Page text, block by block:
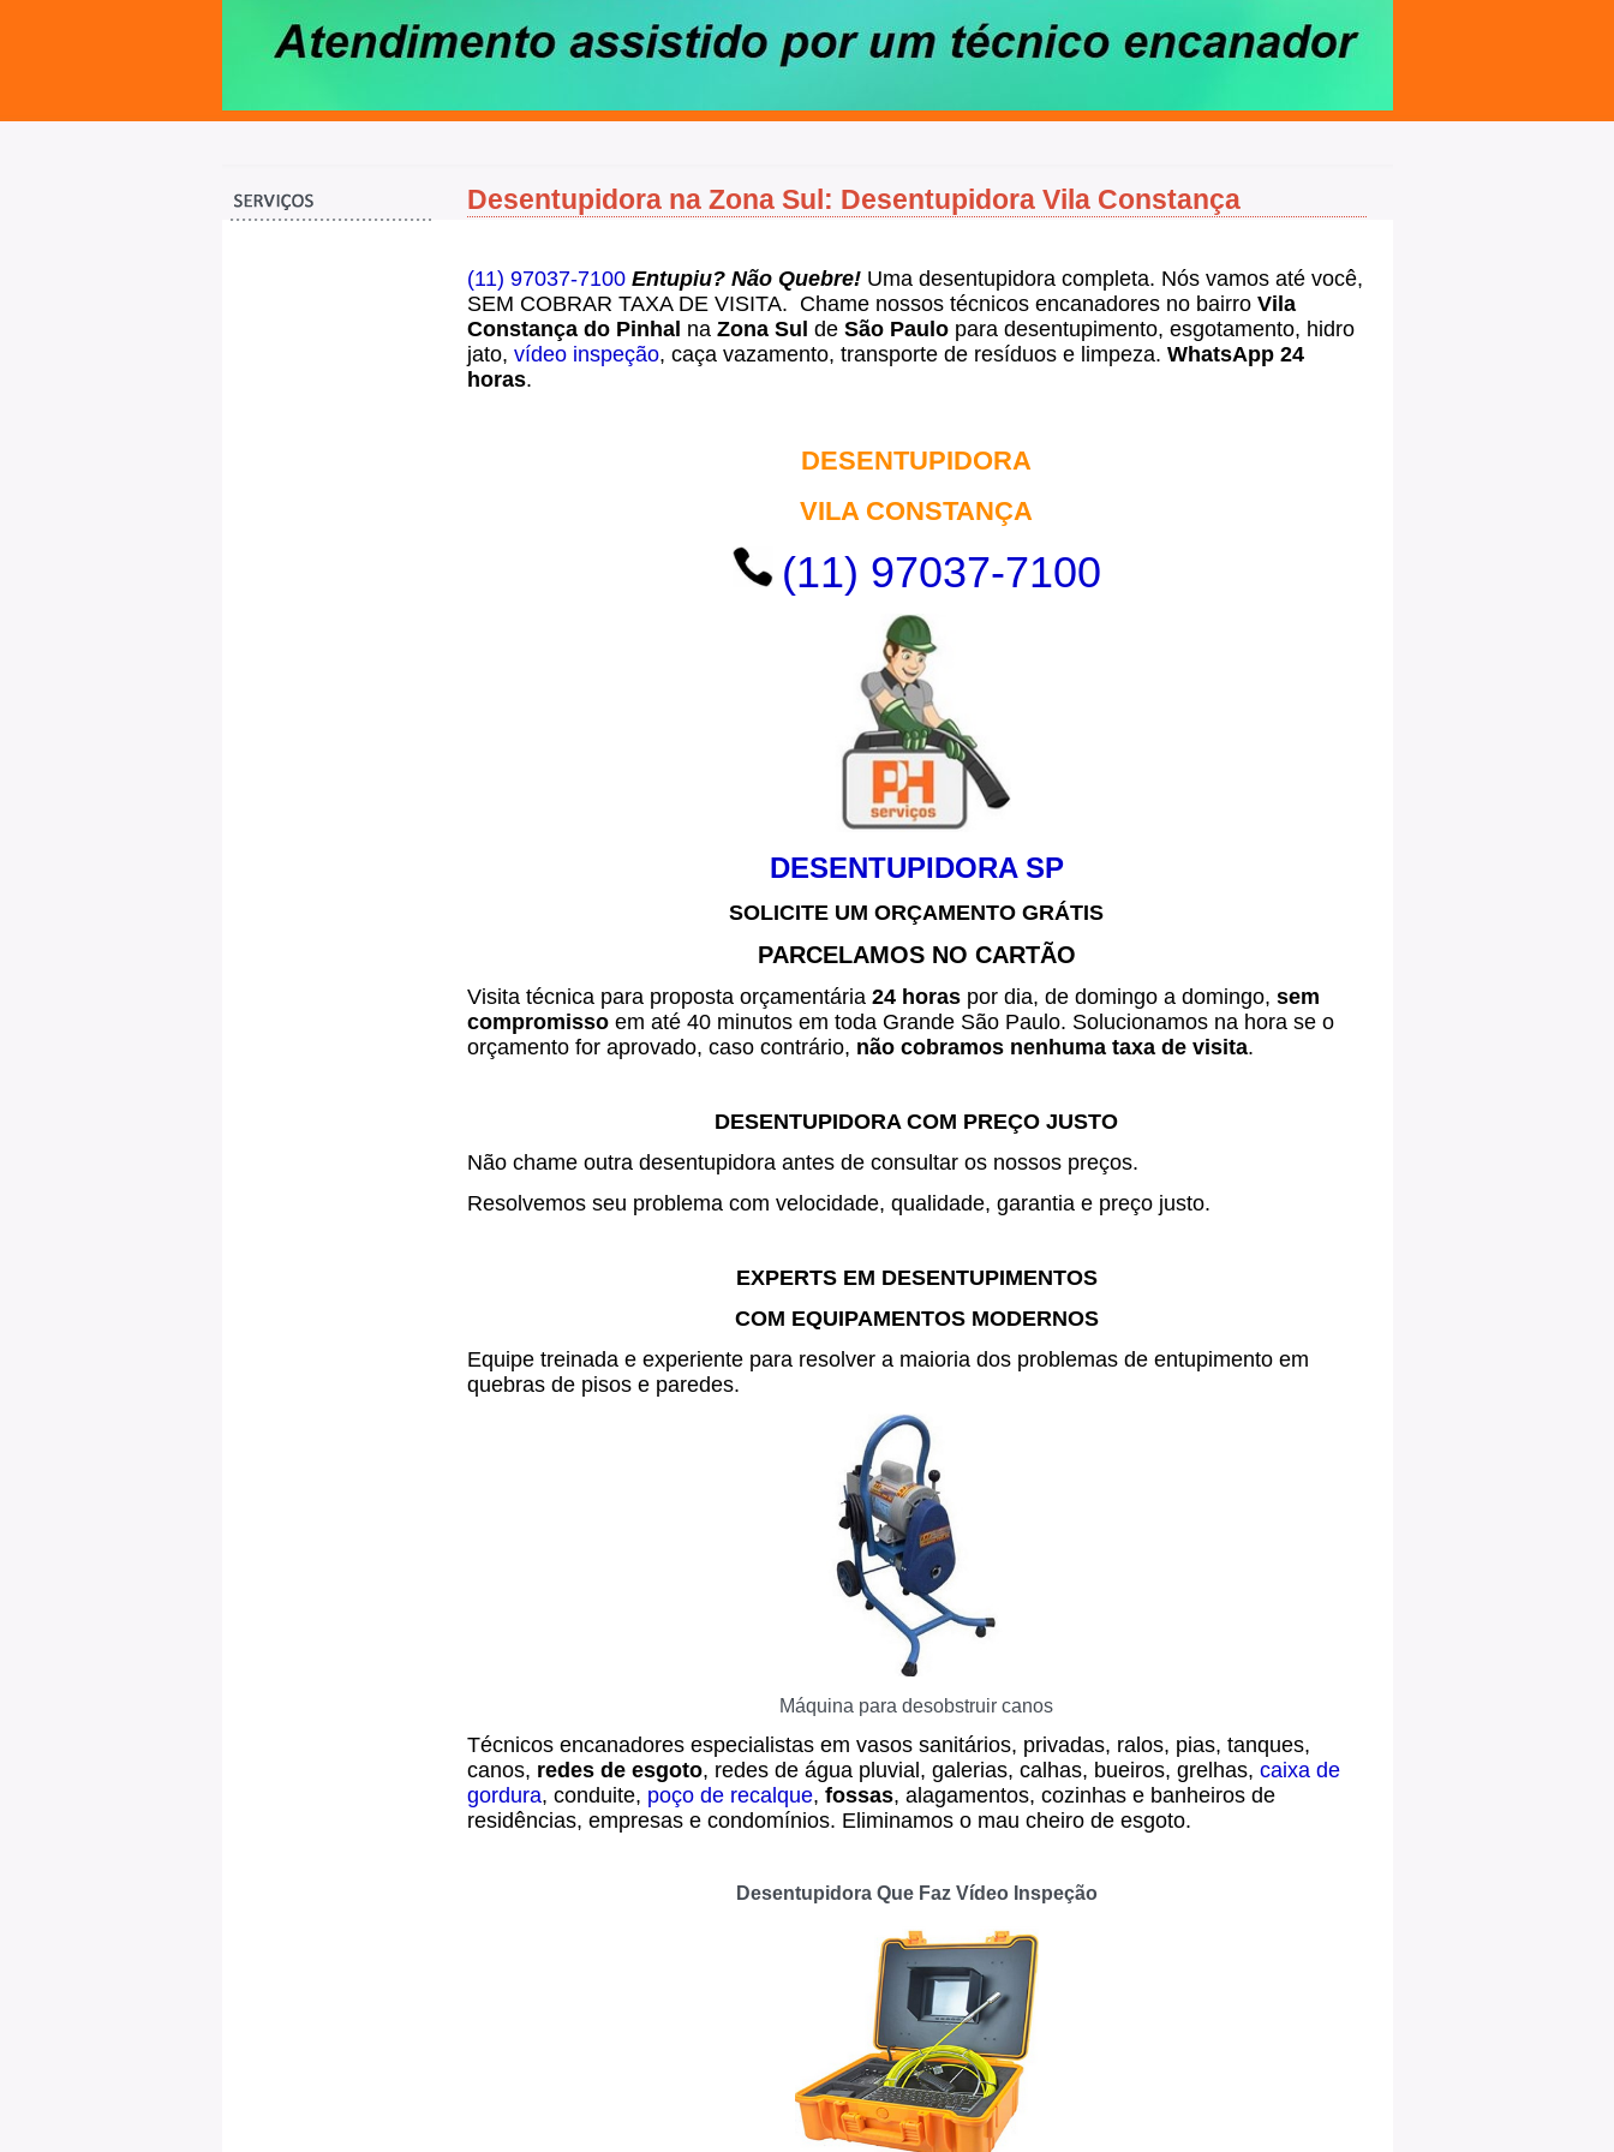
Desentupidora na Zona Sul: Desentupidora Vila Constança
(11) 97037-7100Entupiu? Não Quebre! Uma desentupidora completa. Nós vamos até você,
SEM COBRAR TAXA DE VISITA. Chame nossos técnicos encanadores no bairro Vila
Constança do Pinhal na Zona Sul de São Paulopara desentupimento, esgotamento, hidro
jato, vídeo inspeção, caça vazamento, transporte de resíduos e limpeza. WhatsApp 24
horas.
DESENTUPIDORA
VILA CONSTANÇA
(11) 97037-7100
DESENTUPIDORA SP
SOLICITE UM ORÇAMENTO GRÁTIS
PARCELAMOS NO CARTÃO
Visita técnica para proposta orçamentária 24 horaspor dia, de domingo a domingo, sem
compromissoem até 40 minutos em toda Grande São Paulo. Solucionamos na hora se o
orçamento for aprovado, caso contrário, não cobramos nenhuma taxa de visita.
DESENTUPIDORA COM PREÇO JUSTO
Não chame outra desentupidora antes de consultar os nossos preços.
Resolvemos seu problema com velocidade, qualidade, garantia e preço justo.
EXPERTS EM DESENTUPIMENTOS
COM EQUIPAMENTOS MODERNOS
Equipe treinada e experiente para resolver a maioria dos problemas de entupimento em
quebras de pisos e paredes.
Máquina para desobstruir canos
Técnicos encanadores especialistas em vasos sanitários, privadas, ralos, pias, tanques,
canos, redes de esgoto, redes de água pluvial, galerias, calhas, bueiros, grelhas, caixa de
gordura, conduite, poço de recalque, fossas, alagamentos, cozinhas e banheiros de
residências, empresas e condomínios. Eliminamos o mau cheiro de esgoto.
Desentupidora Que Faz Vídeo Inspeção